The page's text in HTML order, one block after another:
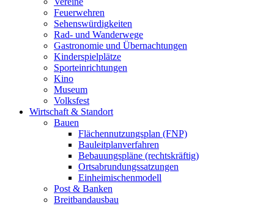
Feuerwehren
Sehenswürdigkeiten
Rad- und Wanderwege
Gastronomie und Übernachtungen
Kinderspielplätze
Sporteinrichtungen
Kino
Museum
Volksfest
Wirtschaft & Standort
Bauen
Flächennutzungsplan (FNP)
Bauleitplanverfahren
Bebauungspläne (rechtskräftig)
Ortsabrundungssatzungen
Einheimischenmodell
Post & Banken
Breitbandausbau